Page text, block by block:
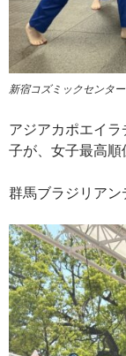
新宿コズミックセンター
アジアカポエイ
子が、女子最高順
群馬ブラジリア